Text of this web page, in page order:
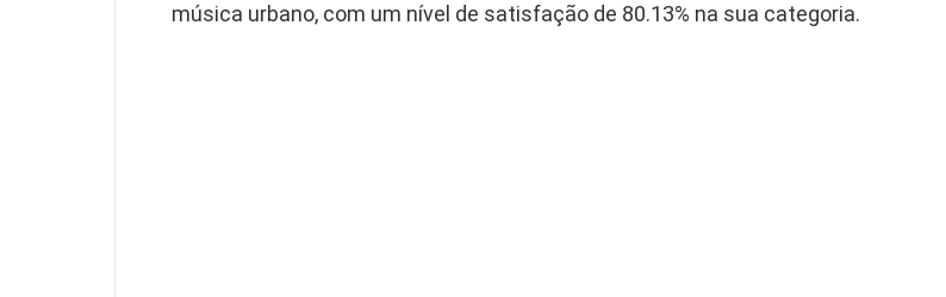
música urbano, com um nível de satisfação de 80.13% na sua categoria.